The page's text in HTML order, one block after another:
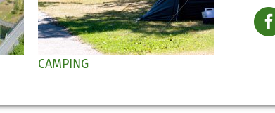
CAMPING